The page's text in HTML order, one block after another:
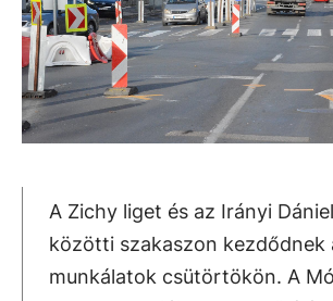
A Zichy liget és az Irányi
közötti szakaszon kezdődnek
munkálatok csütörtökön. A